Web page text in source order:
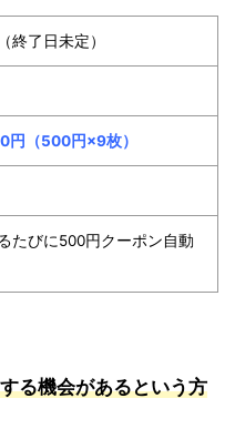
終了日未定）
円（500円×9枚）
たびに500円クーポン自動
る機会があるという方